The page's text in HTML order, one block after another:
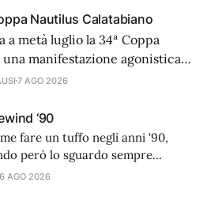
Nautilus Calatabiano
a metà luglio la 34ª Coppa
manifestazione agonistica
tecnico che ha visto 81
cimentarsi in una
In una serata
da condizioni meteo-
il vero
7 AGO 2026
‘90
fare un tuffo negli anni '90,
però lo sguardo sempre
L’8 luglio scorso, nella
6 AGO 2026